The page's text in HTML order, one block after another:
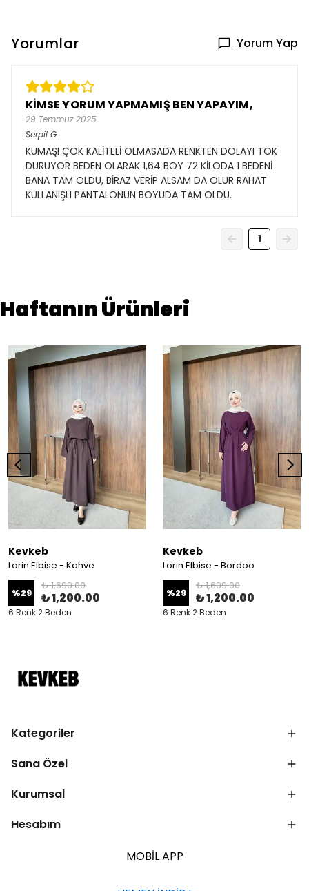
Yorumlar Yorum Yap
KİMSE YORUM YAPMAMIŞ BEN YAPAYIM,
29 Temmuz 2025
Serpil G.
KUMAŞI ÇOK KALİTELİ OLMASADA RENKTEN DOLAYI TOK
DURUYOR BEDEN OLARAK 1,64 BOY 72 KİLODA 1 BEDENİ
BANA TAM OLDU, BİRAZ VERİP ALSAM DA OLUR RAHAT
KULLANIŞLI PANTALONUN BOYUDA TAM OLDU.
1
Haftanın Ürünleri
Kevkeb
Lorin Elbise - Kahve
%29
₺ 1,699.00
₺ 1,200.00
6 Renk 2 Beden
Kevkeb
Lorin Elbise - Bordoo
%29
₺ 1,699.00
₺ 1,200.00
6 Renk 2 Beden
Kategoriler
Sana Özel
Kurumsal
Hesabım
MOBİL APP